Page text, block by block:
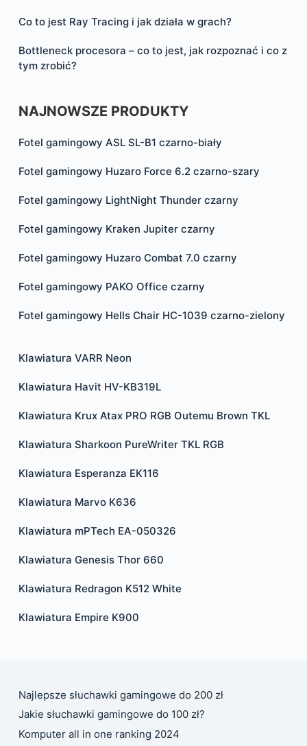
Co to jest Ray Tracing i jak działa w grach?
Bottleneck procesora – co to jest, jak rozpoznać i co z
tym zrobić?
NAJNOWSZE PRODUKTY
Fotel gamingowy ASL SL-B1 czarno-biały
Fotel gamingowy Huzaro Force 6.2 czarno-szary
Fotel gamingowy LightNight Thunder czarny
Fotel gamingowy Kraken Jupiter czarny
Fotel gamingowy Huzaro Combat 7.0 czarny
Fotel gamingowy PAKO Office czarny
Fotel gamingowy Hells Chair HC-1039 czarno-zielony
Klawiatura VARR Neon
Klawiatura Havit HV-KB319L
Klawiatura Krux Atax PRO RGB Outemu Brown TKL
Klawiatura Sharkoon PureWriter TKL RGB
Klawiatura Esperanza EK116
Klawiatura Marvo K636
Klawiatura mPTech EA-050326
Klawiatura Genesis Thor 660
Klawiatura Redragon K512 White
Klawiatura Empire K900
Najlepsze słuchawki gamingowe do 200 zł
Jakie słuchawki gamingowe do 100 zł?
Komputer all in one ranking 2024